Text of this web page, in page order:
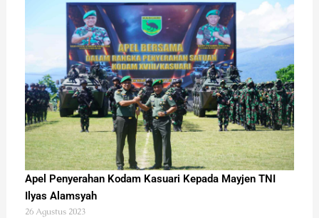
Apel Penyerahan Kodam Kasuari Kepada Mayjen TNI
Ilyas Alamsyah
26 Agustus 2023